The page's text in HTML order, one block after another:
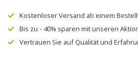
Kostenloser Versand ab einem
Bis zu - 40% sparen mit unseren
Vertrauen Sie aufQualität und